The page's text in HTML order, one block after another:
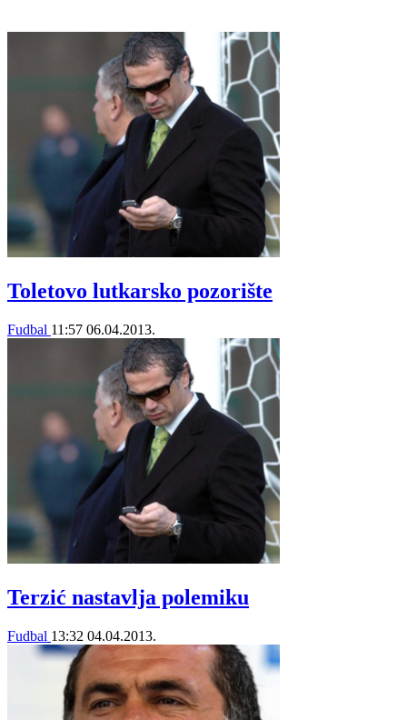
Toletovo lutkarsko pozorište
Fudbal 11:57 06.04.2013.
Terzić nastavlja polemiku
Fudbal 13:32 04.04.2013.